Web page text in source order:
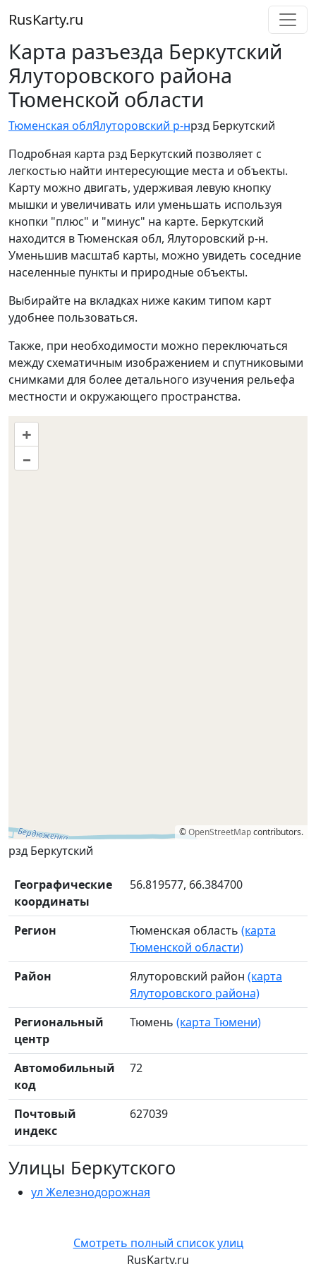
RusKarty.ru
Карта разъезда Беркутский
Ялуторовского района
Тюменской области
Тюменская облЯлуторовский р-нрзд Беркутский
Подробная карта рзд Беркутский позволяет с
легкостью найти интересующие места и объекты.
Карту можно двигать, удерживая левую кнопку
мышки и увеличивать или уменьшать используя
кнопки "плюс" и "минус" на карте. Беркутский
находится в Тюменская обл, Ялуторовский р-н.
Уменьшив масштаб карты, можно увидеть соседние
населенные пункты и природные объекты.
Выбирайте на вкладках ниже каким типом карт
удобнее пользоваться.
Также, при необходимости можно переключаться
между схематичным изображением и спутниковыми
снимками для более детального изучения рельефа
местности и окружающего пространства.
+
–
©OpenStreetMapcontributors.
рзд Беркутский
Географические
координаты
56.819577, 66.384700
Регион Тюменская область (карта
Тюменской области)
Район
Ялуторовский район (карта
Ялуторовского района)
Региональный
центр
Тюмень (карта Тюмени)
Автомобильный
код
72
Почтовый
индекс
627039
Улицы Беркутского
ул Железнодорожная
Смотреть полный список улиц
RusKarty.ru